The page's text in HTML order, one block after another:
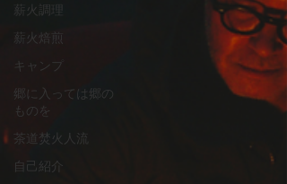
薪火調理
薪火焙煎
キャンプ
郷に入っては郷の
ものを
茶道焚火人流
自己紹介